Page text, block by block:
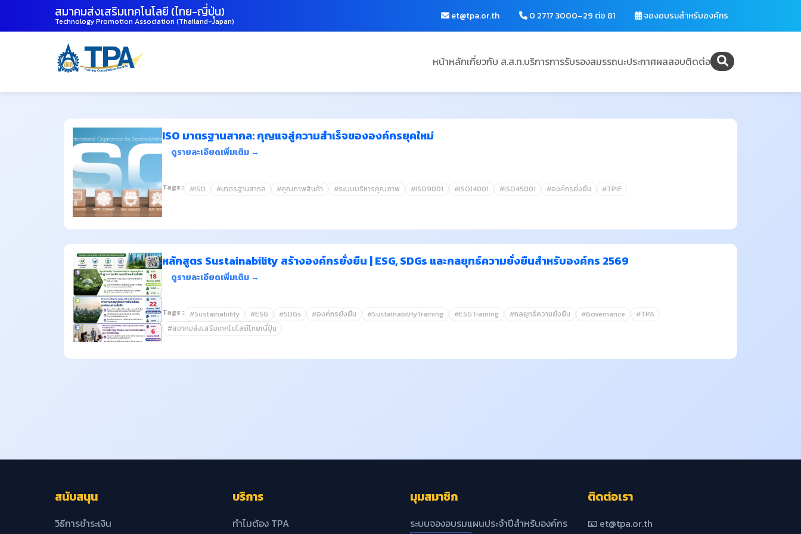
สมาคมส่งเสริมเทคโนโลยี (ไทย-ญี่ปุ่น)
Technology Promotion Association (Thailand-Japan) et@tpa.or.th 0 2717 3000–29 ต่อ 81 จองอบรมสำหรับองค์กร
หน้าหลักเกี่ยวกับ ส.ส.ท.บริการการรับรองสมรรถนะประกาศผลสอบติดต่อ
ISO มาตรฐานสากล: กุญแจสู่ความสำเร็จขององค์กรยุคใหม่
ดูรายละเอียดเพิ่มเติม →
Tags : #ISO #มาตรฐานสากล #คุณภาพสินค้า #ระบบบริหารคุณภาพ #ISO9001 #ISO14001 #ISO45001 #องค์กรยั่งยืน #TPIF
หลักสูตร Sustainability สร้างองค์กรยั่งยืน | ESG, SDGs และกลยุทธ์ความยั่งยืนสำหรับองค์กร 2569
ดูรายละเอียดเพิ่มเติม →
Tags : #Sustainability #ESG #SDGs #องค์กรยั่งยืน #SustainabilityTraining #ESGTraining #กลยุทธ์ความยั่งยืน #Governance
#TPA
#สมาคมส่งเสริมเทคโนโลยีไทยญี่ปุ่น
สนับสนุน
วิธีการชำระเงิน
บริการ
ทำไมต้อง TPA
มุมสมาชิก
ระบบจองอบรมแผนประจำปีสำหรับองค์กร
ติดต่อเรา
📧 et@tpa.or.th